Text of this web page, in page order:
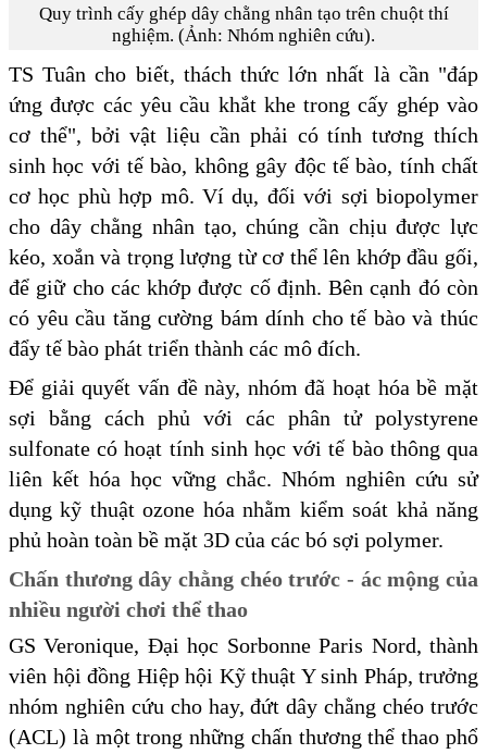
Quy trình cấy ghép dây chằng nhân tạo trên chuột thí
nghiệm. (Ảnh: Nhóm nghiên cứu).
TS Tuân cho biết, thách thức lớn nhất là cần "đáp
ứng được các yêu cầu khắt khe trong cấy ghép vào
cơ thể", bởi vật liệu cần phải có tính tương thích
sinh học với tế bào, không gây độc tế bào, tính chất
cơ học phù hợp mô. Ví dụ, đối với sợi biopolymer
cho dây chằng nhân tạo, chúng cần chịu được lực
kéo, xoắn và trọng lượng từ cơ thể lên khớp đầu gối,
để giữ cho các khớp được cố định. Bên cạnh đó còn
có yêu cầu tăng cường bám dính cho tế bào và thúc
đẩy tế bào phát triển thành các mô đích.
Để giải quyết vấn đề này, nhóm đã hoạt hóa bề mặt
sợi bằng cách phủ với các phân tử polystyrene
sulfonate có hoạt tính sinh học với tế bào thông qua
liên kết hóa học vững chắc. Nhóm nghiên cứu sử
dụng kỹ thuật ozone hóa nhằm kiểm soát khả năng
phủ hoàn toàn bề mặt 3D của các bó sợi polymer.
Chấn thương dây chằng chéo trước - ác mộng của
nhiều người chơi thể thao
GS Veronique, Đại học Sorbonne Paris Nord, thành
viên hội đồng Hiệp hội Kỹ thuật Y sinh Pháp, trưởng
nhóm nghiên cứu cho hay, đứt dây chằng chéo trước
(ACL) là một trong những chấn thương thể thao phổ